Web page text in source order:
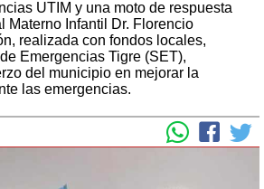
UTIM y una moto de respuesta
Materno Infantil Dr. Florencio
realizada con fondos locales,
Emergencias Tigre (SET),
del municipio en mejorar la
las emergencias.